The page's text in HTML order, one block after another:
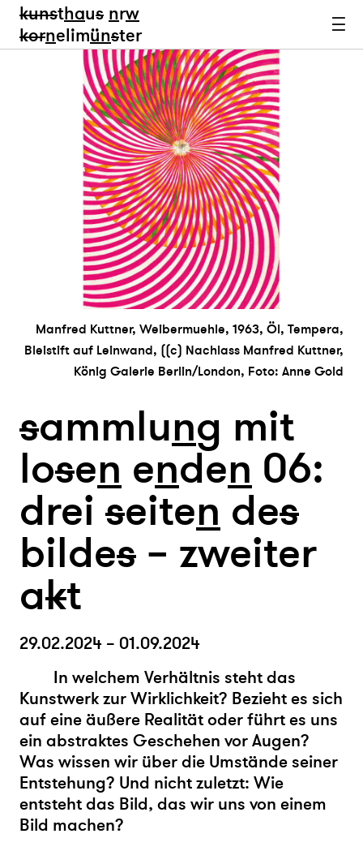
kunsthaus nrw
kornelimünster
Manfred Kuttner, Weibermuehle, 1963, Öl, Tempera,
Bleistift auf Leinwand, ((c) Nachlass Manfred Kuttner,
König Galerie Berlin/London, Foto: Anne Gold
sammlung mit
losen enden 06:
drei seiten des
bildes – zweiter
akt
29.02.2024 – 01.09.2024
In welchem Verhältnis steht das
Kunstwerk zur Wirklichkeit? Bezieht es sich
auf eine äußere Realität oder führt es uns
ein abstraktes Geschehen vor Augen?
Was wissen wir über die Umstände seiner
Entstehung? Und nicht zuletzt: Wie
entsteht das Bild, das wir uns von einem
Bild machen?